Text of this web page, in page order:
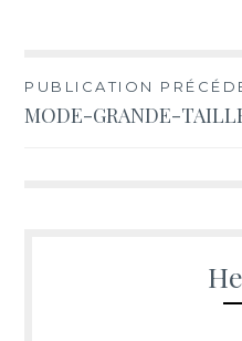
Navigation
de
PUBLICATION
MODE-GRANDE-